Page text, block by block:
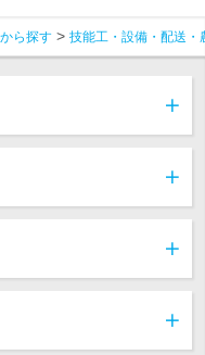
ら探す 技能工・設備・配送・